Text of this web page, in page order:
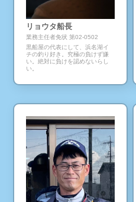
リョウタ船長
業務主任者免状 第02-0502
黒船屋の代表にして、浜名湖イ
チの釣り好き。究極の負けず嫌
い。絶対に負けを認めないらし
い。